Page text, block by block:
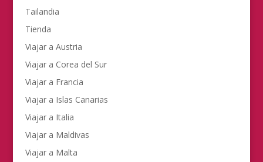
Tailandia
Tienda
Viajar a Austria
Viajar a Corea del Sur
Viajar a Francia
Viajar a Islas Canarias
Viajar a Italia
Viajar a Maldivas
Viajar a Malta